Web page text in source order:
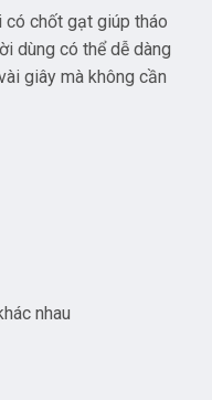
chốt gạt giúp tháo
dùng có thể dễ dàng
giây mà không cần
nhau